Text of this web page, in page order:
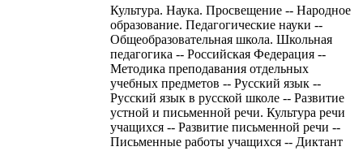
Культура. Наука. Просвещение -- Народное
образование. Педагогические науки --
Общеобразовательная школа. Школьная
педагогика -- Российская Федерация --
Методика преподавания отдельных
учебных предметов -- Русский язык --
Русский язык в русской школе -- Развитие
устной и письменной речи. Культура речи
учащихся -- Развитие письменной речи --
Письменные работы учащихся -- Диктант